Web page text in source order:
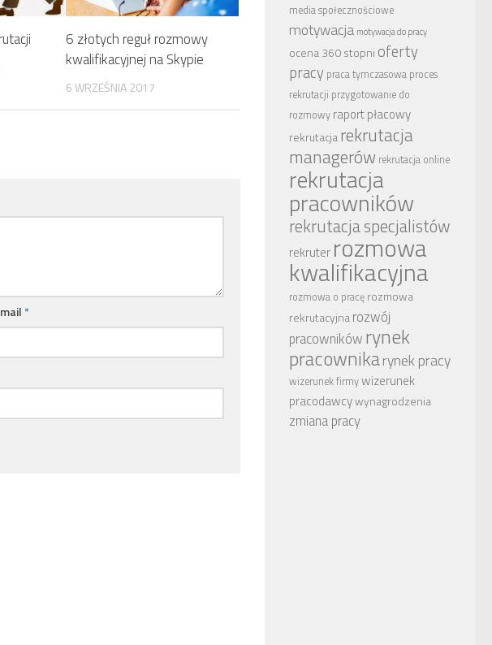
6 złotych reguł rozmowy
kwalifikacyjnej na Skypie
6 WRZEŚNIA 2017
*
media społecznościowe
motywacja motywacja do pracy
ocena 360 stopni oferty
pracy praca tymczasowa proces
rekrutacji przygotowanie do
rozmowy raport płacowy
rekrutacjarekrutacja
managerów rekrutacja online
rekrutacja
pracowników
rekrutacja specjalistów
rekruter rozmowa
kwalifikacyjna
rozmowa o pracę rozmowa
rekrutacyjnarozwój
pracowników rynek
pracownikarynek pracy
wizerunek firmywizerunek
pracodawcywynagrodzenia
zmiana pracy